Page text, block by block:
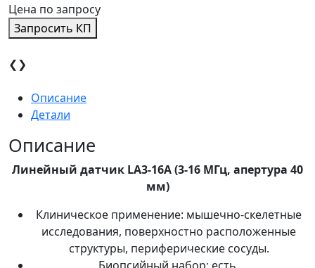
Цена по запросу
Запросить КП
❮❯
Описание
Детали
Описание
Линейный датчик LA3-16A (3-16 МГц, апертура 40
мм)
Клиническое применение: мышечно-скелетные
исследования, поверхностно расположенные
структуры, периферические сосуды.